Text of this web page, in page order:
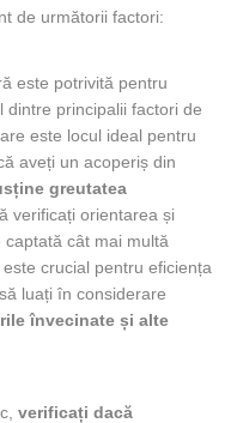
de următorii factori:
este potrivită pentru
dintre principalii factori de
este locul ideal pentru
aveți un acoperiș din
greutatea
verificați orientarea și
cât mai multă
crucial pentru eficiența
luați în considerare
învecinate și alte
verificați dacă